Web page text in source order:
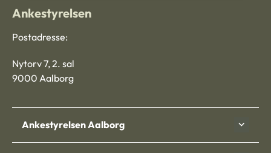
Ankestyrelsen
Postadresse:
Nytorv 7, 2. sal
9000 Aalborg
Ankestyrelsen Aalborg